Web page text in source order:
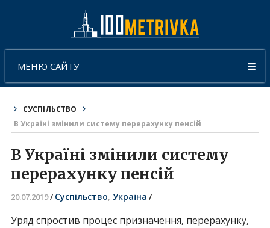
МЕНЮ САЙТУ
СУСПІЛЬСТВО
В Україні змінили систему перерахунку пенсій
В Україні змінили систему
перерахунку пенсій
20.07.2019/ Суспільство, Україна /
Уряд спростив процес призначення, перерахунку,